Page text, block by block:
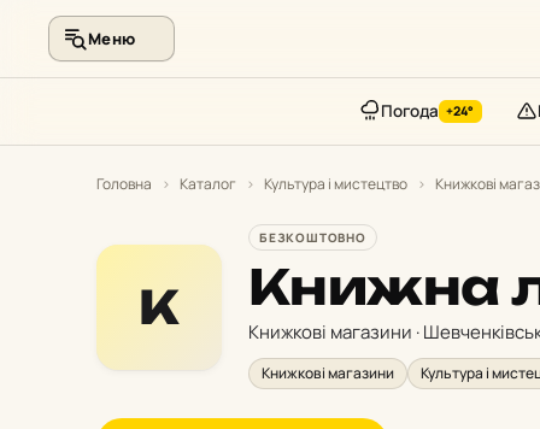
Меню
Погода +24°
Головна › Каталог › Культура і мистецтво › Книжкові
К
БЕЗКОШТОВНО
Книжна
Книжкові магазини ·
Книжкові магазини Культура і